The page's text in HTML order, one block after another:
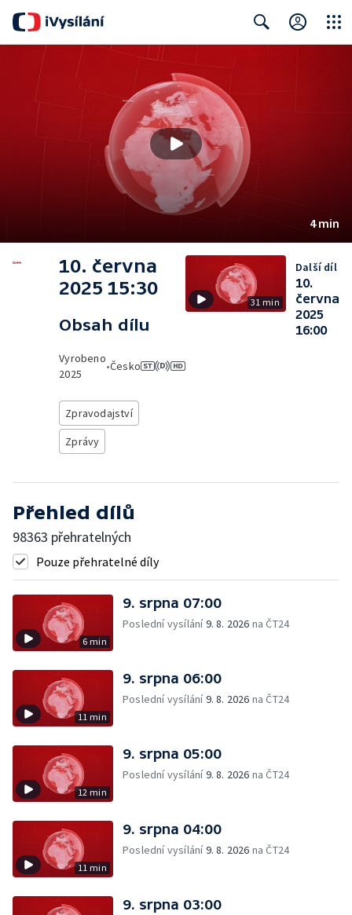
4 min
10. června
2025 15:30
Obsah dílu
Vyrobeno
2025
•Česko
Zpravodajství
Zprávy
31 min
Další díl
10.
června
2025
16:00
Přehled dílů
98363 přehratelných
Pouze přehratelné díly
6 min
9. srpna 07:00
Poslední vysílání9. 8. 2026 na ČT24
11 min
9. srpna 06:00
Poslední vysílání9. 8. 2026 na ČT24
12 min
9. srpna 05:00
Poslední vysílání9. 8. 2026 na ČT24
11 min
9. srpna 04:00
Poslední vysílání9. 8. 2026 na ČT24
9. srpna 03:00